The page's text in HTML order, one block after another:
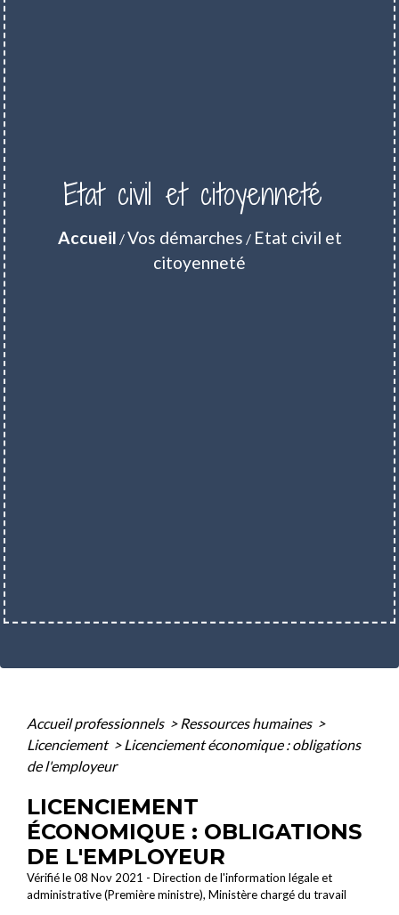
Etat civil et citoyenneté
Accueil /Vos démarches / Etat civil et
citoyenneté
Accueil professionnels > Ressources humaines >
Licenciement > Licenciement économique : obligations
de l'employeur
LICENCIEMENT
ÉCONOMIQUE : OBLIGATIONS
DE L'EMPLOYEUR
Vérifié le 08 Nov 2021 - Direction de l'information légale et
administrative (Première ministre), Ministère chargé du travail